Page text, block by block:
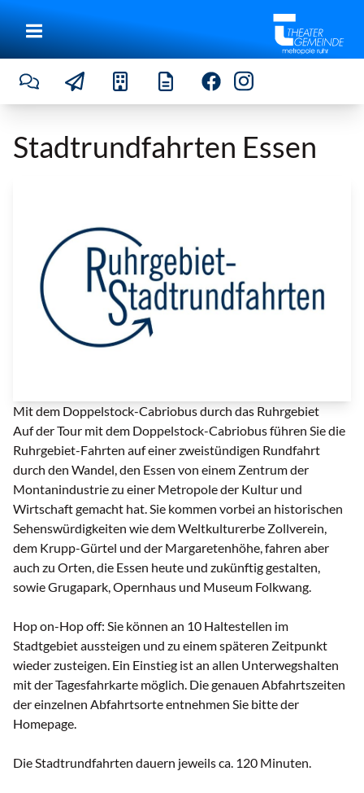
Stadtrundfahrten Essen
Mit dem Doppelstock-Cabriobus durch das Ruhrgebiet
Auf der Tour mit dem Doppelstock-Cabriobus führen Sie die
Ruhrgebiet-Fahrten auf einer zweistündigen Rundfahrt
durch den Wandel, den Essen von einem Zentrum der
Montanindustrie zu einer Metropole der Kultur und
Wirtschaft gemacht hat. Sie kommen vorbei an historischen
Sehenswürdigkeiten wie dem Weltkulturerbe Zollverein,
dem Krupp-Gürtel und der Margaretenhöhe, fahren aber
auch zu Orten, die Essen heute und zukünftig gestalten,
sowie Grugapark, Opernhaus und Museum Folkwang.
Hop on-Hop off: Sie können an 10 Haltestellen im
Stadtgebiet aussteigen und zu einem späteren Zeitpunkt
wieder zusteigen. Ein Einstieg ist an allen Unterwegshalten
mit der Tagesfahrkarte möglich. Die genauen Abfahrtszeiten
der einzelnen Abfahrtsorte entnehmen Sie bitte der
Homepage.
Die Stadtrundfahrten dauern jeweils ca. 120 Minuten.